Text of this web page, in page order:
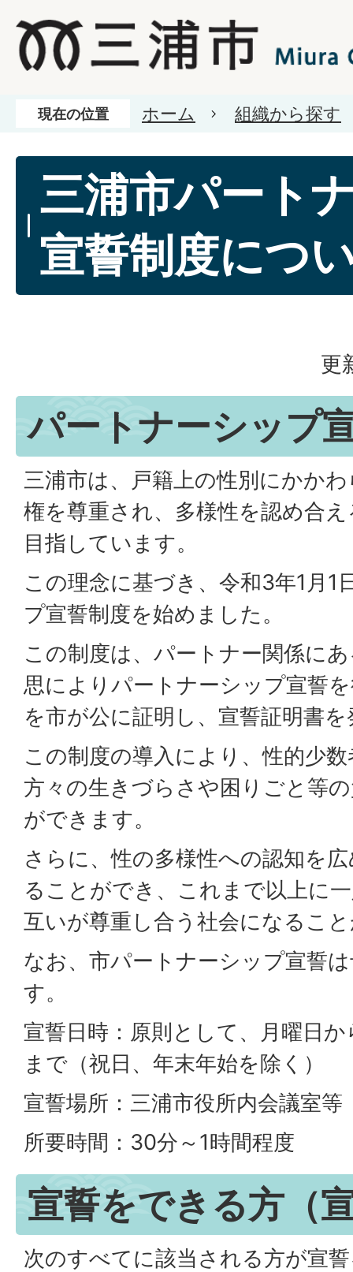
現在の位置 ホーム 組織から探す
三浦市パート
宣誓制度につ
更
パートナーシップ
三浦市は、戸籍上の性別にかか
権を尊重され、多様性を認め合
目指しています。
この理念に基づき、令和3年1月1
プ宣誓制度を始めました。
この制度は、パートナー関係に
思によりパートナーシップ宣誓
を市が公に証明し、宣誓証明書
この制度の導入により、性的少
方々の生きづらさや困りごと等
ができます。
さらに、性の多様性への認知を
ることができ、これまで以上に
互いが尊重し合う社会になるこ
なお、市パートナーシップ宣誓
す。
宣誓日時：原則として、月曜日
まで（祝日、年末年始を除く）
宣誓場所：三浦市役所内会議室等
所要時間：30分～1時間程度
宣誓をできる方（
次のすべてに該当される方が宣